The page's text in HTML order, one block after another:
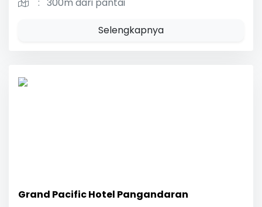
: 300m dari pantai
Selengkapnya
Grand Pacific Hotel Pangandaran